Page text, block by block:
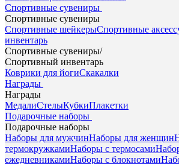
Спортивные сувениры
Спортивные сувениры
Спортивные шейкерыСпортивные
инвентарь
Спортивные сувениры/
Спортивный инвентарь
Коврики для йогиСкакалки
Награды
Награды
МедалиСтелыКубкиПлакетки
Подарочные наборы
Подарочные наборы
Наборы для мужчинНаборы для женщин
термокружкамиНаборы с термосами
ежедневникамиНаборы с блокнотами